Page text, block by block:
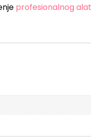
profesionalnog